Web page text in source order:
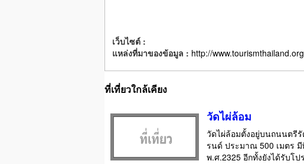
เว็บไซต์ :
แหล่งที่มาของข้อมูล : http://www.tourismthailand.org
ที่เที่ยวใกล้เคียง
วัดไผ่ล้อม
วัดไผ่ล้อมตั้งอยู่บนถนนตรี
รนด์ ประมาณ 500 เมตร มี
พ.ศ.2325 อีกทั้งยังได้รับโ